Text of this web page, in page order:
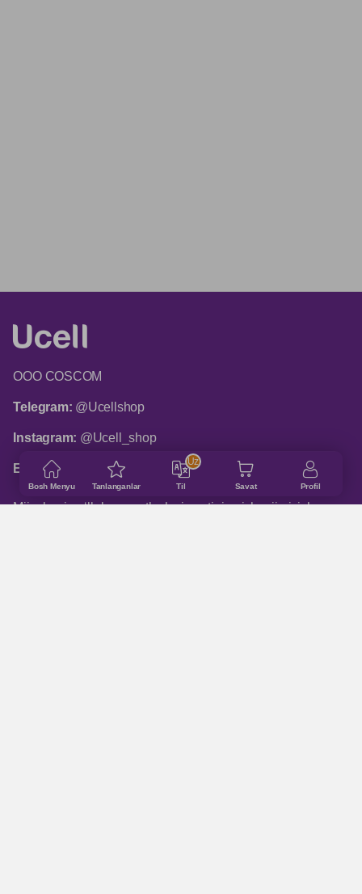
Bosh Menyu Tanlanganlar Til
Uz
Savat Profil
ООО COSCOM
Telegram: @Ucellshop
Instagram: @Ucell_shop
Email:shop@ucell.uz
Mijozlarni qo‘llab-quvvatlash xizmatining ish rejimi: ish